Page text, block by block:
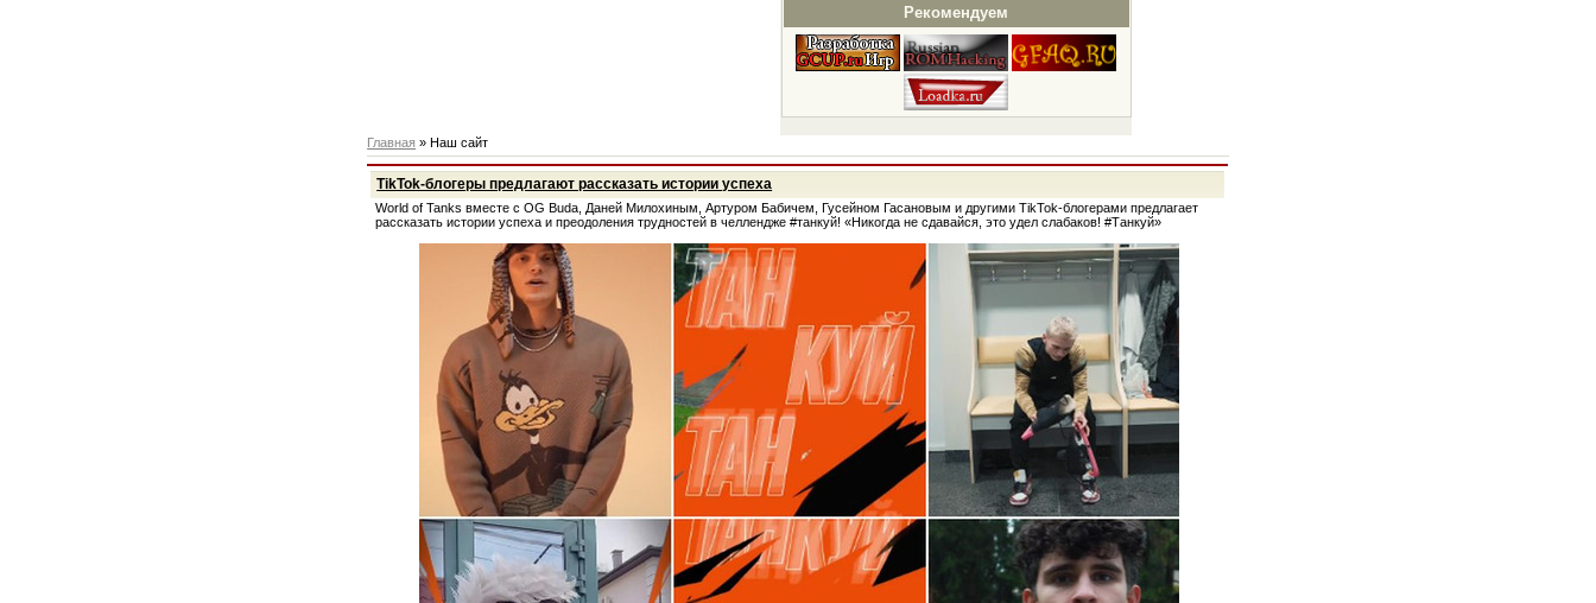
Рекомендуем
Главная »Наш сайт
TikTok-блогеры предлагают рассказать истории успеха
World of Tanks вместе с OG Buda, Даней Милохиным, Артуром Бабичем, Гусейном Гасановым и другими TikTok-блогерами предлагает
рассказать истории успеха и преодоления трудностей в челлендже #танкуй! «Никогда не сдавайся, это удел слабаков! #Танкуй»